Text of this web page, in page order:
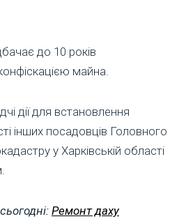
до 10 років
майна.
дії для встановлення
інших посадовців Головного
у Харківській області
Ремонт даху